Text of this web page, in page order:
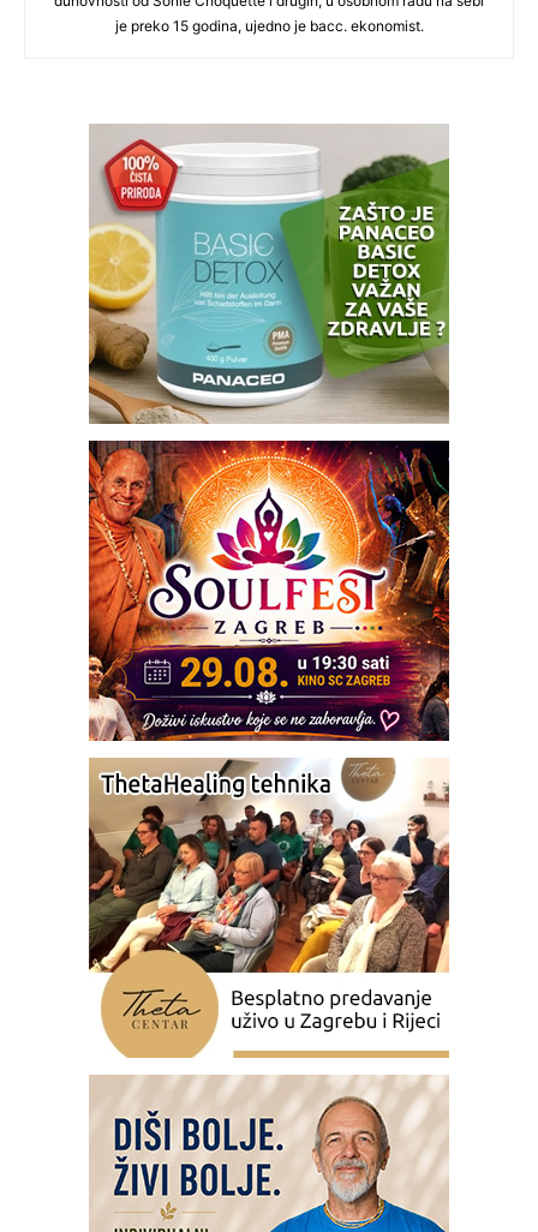
je preko 15 godina, ujedno je bacc. ekonomist.